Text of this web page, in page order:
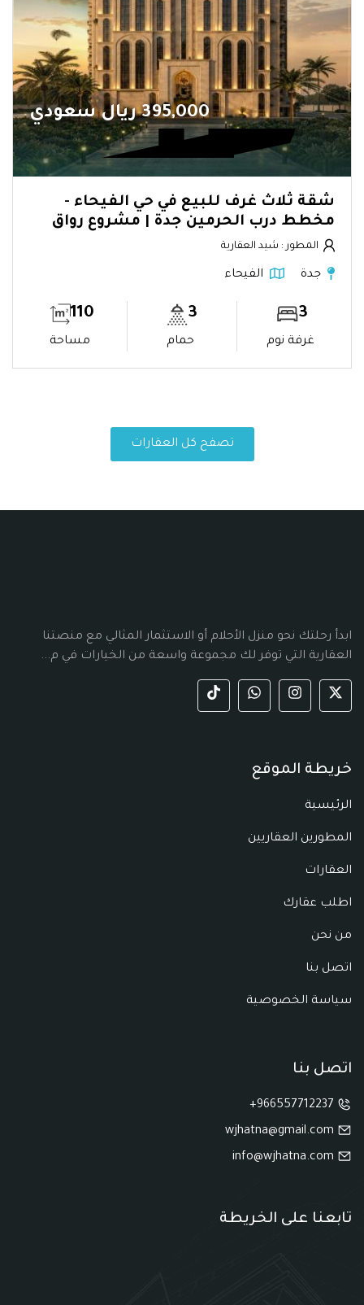
395,000 ريال سعودي
شقة ثلاث غرف للبيع في حي الفيحاء -
مخطط درب الحرمين جدة | مشروع رواق
المطور : شيد العقارية
جدة الفيحاء
3
غرفة نوم
3
حمام
110
مساحة
تصفح كل العقارات
ابدأ رحلتك نحو منزل الأحلام أو الاستثمار المثالي مع منصتنا
العقارية التي توفر لك مجموعة واسعة من الخيارات في م...
خريطة الموقع
الرئيسية
المطورين العقاريين
العقارات
اطلب عقارك
من نحن
اتصل بنا
سياسة الخصوصية
اتصل بنا
تابعنا على الخريطة